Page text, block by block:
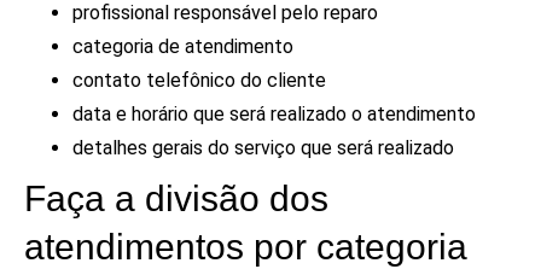
profissional responsável pelo reparo
categoria de atendimento
contato telefônico do cliente
data e horário que será realizado o atendimento
detalhes gerais do serviço que será realizado
Faça a divisão dos
atendimentos por categoria